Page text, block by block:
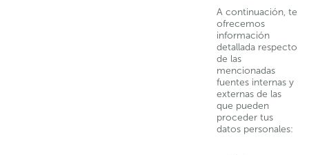
A continuación, te
ofrecemos
información
detallada respecto
de las
mencionadas
fuentes internas y
externas de las
que pueden
proceder tus
datos personales: